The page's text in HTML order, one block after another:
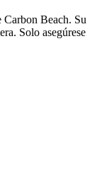
Carbon Beach. Su
Solo asegúrese